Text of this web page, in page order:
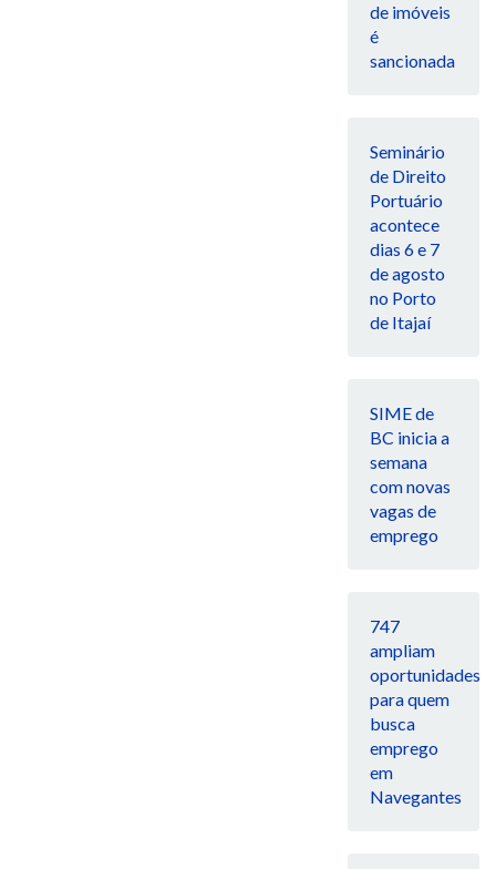
de imóveis
é
sancionada
Seminário
de Direito
Portuário
acontece
dias 6 e 7
de agosto
no Porto
de Itajaí
SIME de
BC inicia a
semana
com novas
vagas de
emprego
747
ampliam
oportunidades
para quem
busca
emprego
em
Navegantes